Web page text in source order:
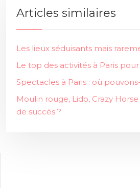
Articles similaires
Les lieux séduisants mais
Le top des activités à Paris
Spectacles à Paris : où
Moulin rouge, Lido, Crazy
de succès ?